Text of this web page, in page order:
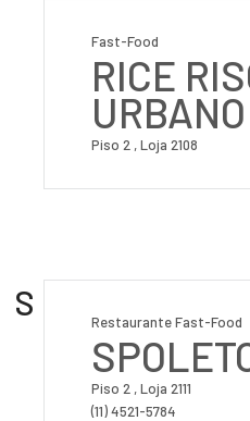
Fast-Food
RICE
URBANO
Piso 2 , Loja 2108
S Restaurante Fast-Food
Piso 2 , Loja 2111
(11) 4521-5784